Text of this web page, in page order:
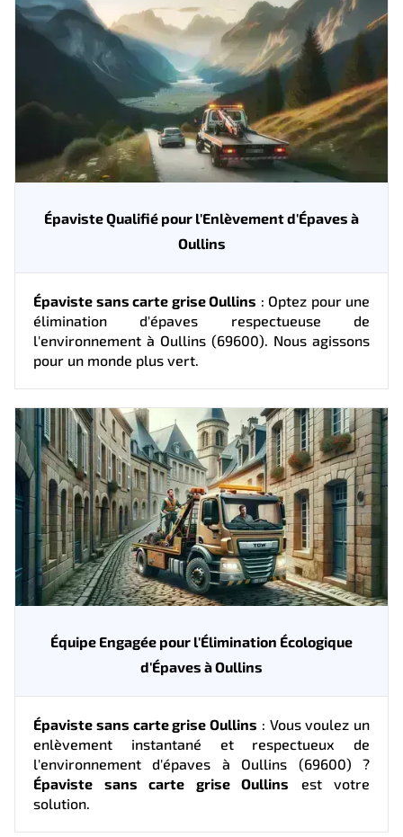
Épaviste Qualifié pour l'Enlèvement d'Épaves à
Oullins
Épaviste sans carte grise Oullins : Optez pour une
élimination d'épaves respectueuse de
l'environnement à Oullins (69600). Nous agissons
pour un monde plus vert.
Équipe Engagée pour l'Élimination Écologique
d'Épaves à Oullins
Épaviste sans carte grise Oullins : Vous voulez un
enlèvement instantané et respectueux de
l'environnement d'épaves à Oullins (69600) ?
Épaviste sans carte grise Oullins est votre
solution.